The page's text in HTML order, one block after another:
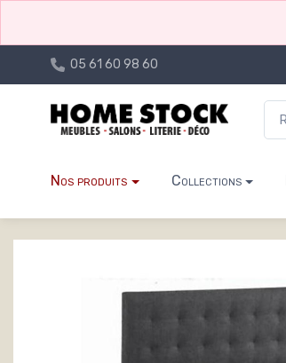
05 61 60 98 60
Nos produits Collections